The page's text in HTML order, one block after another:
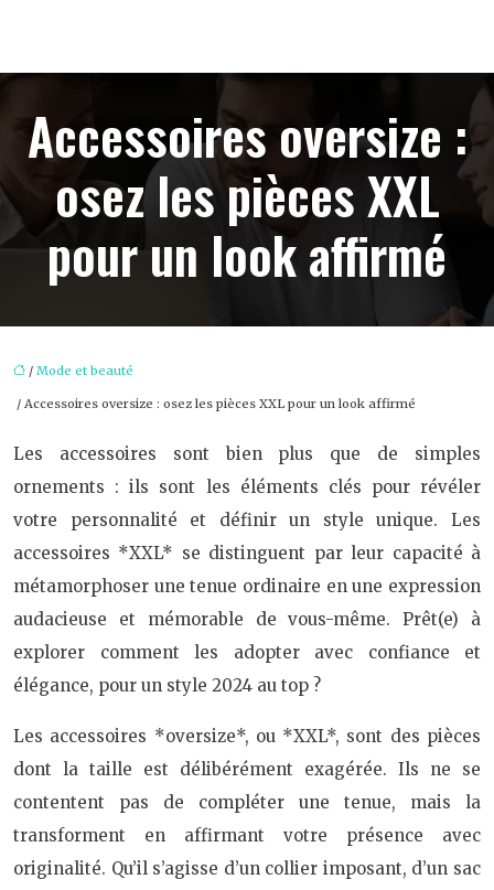
Accessoires oversize :
osez les pièces XXL
pour un look affirmé
/ Mode et beauté
/ Accessoires oversize : osez les pièces XXL pour un look affirmé
Les accessoires sont bien plus que de simples
ornements : ils sont les éléments clés pour révéler
votre personnalité et définir un style unique. Les
accessoires *XXL* se distinguent par leur capacité à
métamorphoser une tenue ordinaire en une expression
audacieuse et mémorable de vous-même. Prêt(e) à
explorer comment les adopter avec confiance et
élégance, pour un style 2024 au top ?
Les accessoires *oversize*, ou *XXL*, sont des pièces
dont la taille est délibérément exagérée. Ils ne se
contentent pas de compléter une tenue, mais la
transforment en affirmant votre présence avec
originalité. Qu’il s’agisse d’un collier imposant, d’un sac